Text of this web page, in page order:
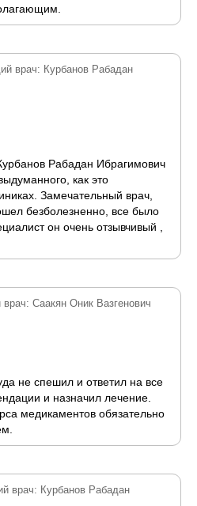
врач: Курбанов Рабадан
Рабадан Ибрагимович
как это
Замечательный врач,
безболезненно, все было
он очень отзывчивый ,
Саакян Оник Вазгенович
не спешил и ответил на все
и назначил лечение.
медикаментов обязательно
врач: Курбанов Рабадан